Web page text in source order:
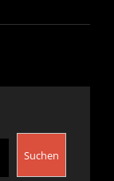
Suchen